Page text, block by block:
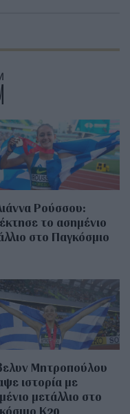
Ρούσσου:
το ασημένιο
στο Παγκόσμιο
Μητροπούλου
ιστορία με
μετάλλιο στο